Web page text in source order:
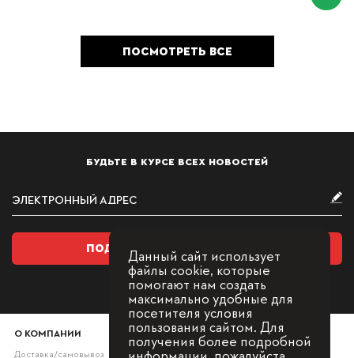
ПОСМОТРЕТЬ ВСЕ
БУДЬТЕ В КУРСЕ ВСЕХ НОВОСТЕЙ
ПОДПИСАТЬСЯ НА РАССЫЛКУ
О КОМПАНИИ
Доставка/самовывоз
Данный сайт использует
файлы cookie, которые
помогают нам создать
максимально удобные для
посетителя условия
пользования сайтом. Для
получения более подробной